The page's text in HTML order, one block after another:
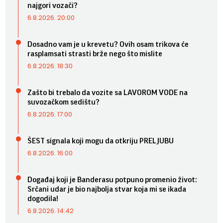
najgori vozači?
6.8.2026. 20:00
Dosadno vam je u krevetu? Ovih osam trikova će
rasplamsati strasti brže nego što mislite
6.8.2026. 18:30
Zašto bi trebalo da vozite sa LAVOROM VODE na
suvozačkom sedištu?
6.8.2026. 17:00
ŠEST signala koji mogu da otkriju PRELJUBU
6.8.2026. 16:00
Događaj koji je Banderasu potpuno promenio život:
Srčani udar je bio najbolja stvar koja mi se ikada
dogodila!
6.8.2026. 14:42